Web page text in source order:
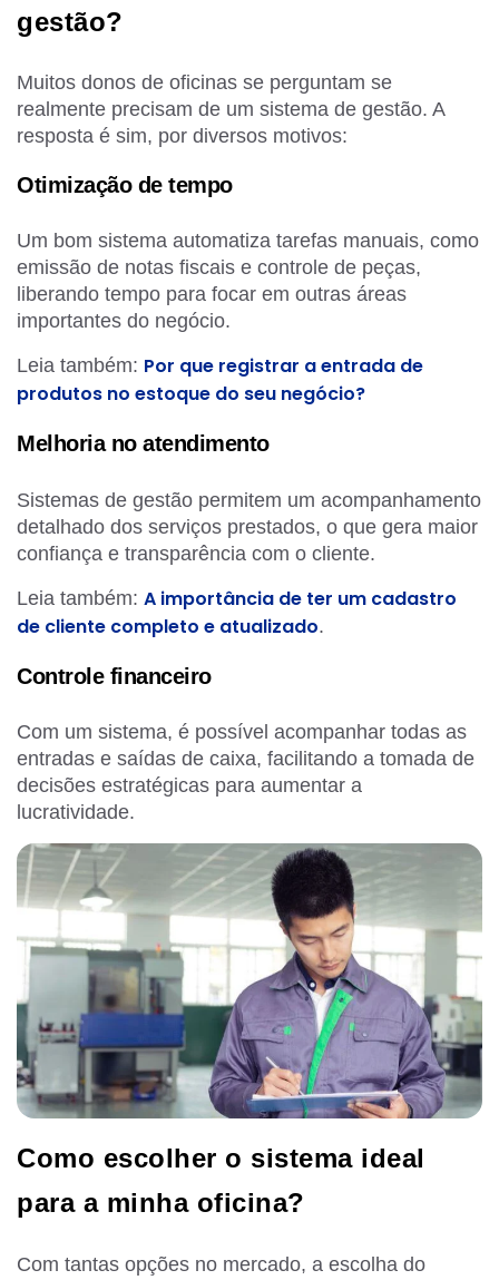
gestão?
Muitos donos de oficinas se perguntam se
realmente precisam de um sistema de gestão. A
resposta é sim, por diversos motivos:
Otimização de tempo
Um bom sistema automatiza tarefas manuais, como
emissão de notas fiscais e controle de peças,
liberando tempo para focar em outras áreas
importantes do negócio.
Leia também: Por que registrar a entrada de
produtos no estoque do seu negócio?
Melhoria no atendimento
Sistemas de gestão permitem um acompanhamento
detalhado dos serviços prestados, o que gera maior
confiança e transparência com o cliente.
Leia também: A importância de ter um cadastro
de cliente completo e atualizado.
Controle financeiro
Com um sistema, é possível acompanhar todas as
entradas e saídas de caixa, facilitando a tomada de
decisões estratégicas para aumentar a
lucratividade.
Como escolher o sistema ideal
para a minha oficina?
Com tantas opções no mercado, a escolha do